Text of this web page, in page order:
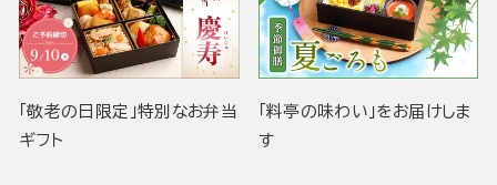
「敬老の日限定」特別なお弁当
ギフト
「料亭の味わい」をお届けしま
す